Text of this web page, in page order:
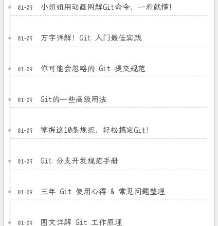
01-09 小姐姐用动画图解Git命令，一看就懂！
01-09 万字详解！Git 入门最佳实践
01-09 你可能会忽略的 Git 提交规范
01-09 Git的一些高级用法
01-09 掌握这10条规范，轻松搞定Git！
01-09 Git 分支开发规范手册
01-09 三年 Git 使用心得 & 常见问题整理
01-09 图文详解 Git 工作原理